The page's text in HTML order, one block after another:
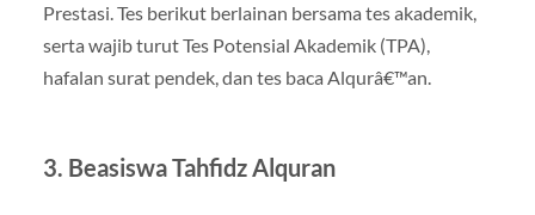
Prestasi. Tes berikut berlainan bersama tes akademik,
serta wajib turut Tes Potensial Akademik (TPA),
hafalan surat pendek, dan tes baca Alqurâ€™an.
3. Beasiswa Tahfidz Alquran